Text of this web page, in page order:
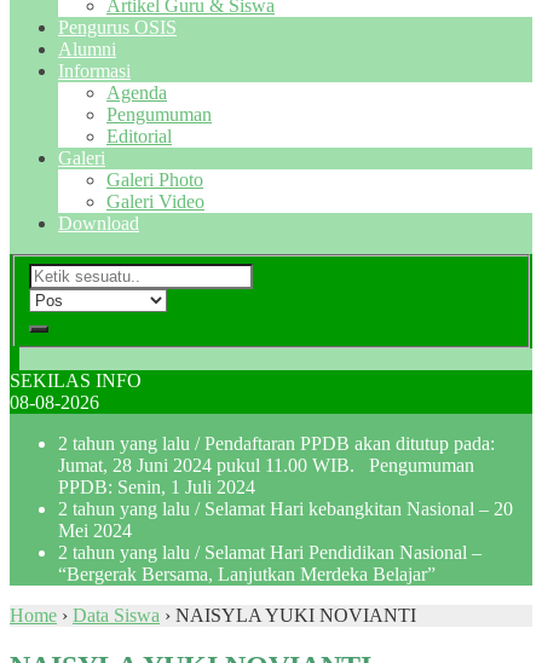
Artikel Guru & Siswa
Pengurus OSIS
Alumni
Informasi
Agenda
Pengumuman
Editorial
Galeri
Galeri Photo
Galeri Video
Download
SEKILAS INFO
08-08-2026
2 tahun yang lalu / Pendaftaran PPDB akan ditutup pada:
Jumat, 28 Juni 2024 pukul 11.00 WIB. Pengumuman
PPDB: Senin, 1 Juli 2024
2 tahun yang lalu / Selamat Hari kebangkitan Nasional – 20
Mei 2024
2 tahun yang lalu / Selamat Hari Pendidikan Nasional –
“Bergerak Bersama, Lanjutkan Merdeka Belajar”
Home › Data Siswa › NAISYLA YUKI NOVIANTI